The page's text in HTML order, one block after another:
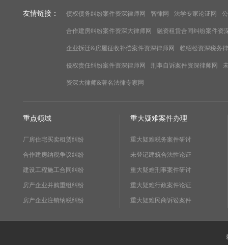
友情链接： 债权债务纠纷案件资深律师网 智律网 法学专家论证网
合作建房纠纷案件资深大律师网 融资租赁合同纠纷案件资
企业拆迁&房屋征收补偿案件资深律师网 赖绍松资深税务
侵权责任纠纷案件资深律师网 刑事自诉案件资深律师网
资深大律师&著名法律专家网
重点领域
厂房住宅买卖租赁纠纷
合作建房纳税争议纠纷
建设工程施工合同纠纷
房产企业并购重组纠纷
房产企业注销纳税纠纷
重大疑难案件办理
重大疑难税务案件研讨
未登记建筑合法性论证
重大疑难刑事案件研讨
重大疑难行政案件论证
重大疑难民商诉讼案件